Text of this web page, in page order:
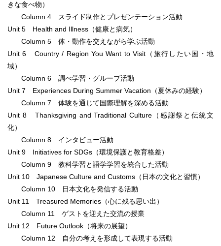
きな食べ物）
Column 4 スライド制作とプレゼンテーション活動
Unit 5 Health and Illness（健康と病気）
Column 5 体・動作を交えながら学ぶ活動
Unit 6 Country / Region You Want to Visit（旅行したい国・地
域）
Column 6 調べ学習・グループ活動
Unit 7 Experiences During Summer Vacation（夏休みの経験）
Column 7 体験を通じて国際理解を深める活動
Unit 8 Thanksgiving and Traditional Culture（感謝祭と伝統文
化）
Column 8 インタビュー活動
Unit 9 Initiatives for SDGs（環境保護と教育格差）
Column 9 教科学習と語学学習を統合した活動
Unit 10 Japanese Culture and Customs（日本の文化と習慣）
Column 10 日本文化を発信する活動
Unit 11 Treasured Memories（心に残る思い出）
Column 11 ゲストを迎えた交流の授業
Unit 12 Future Outlook（将来の展望）
Column 12 自分の考えを形成して表現する活動